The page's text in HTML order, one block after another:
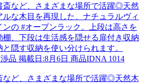
品 掲載日:8月6日 商品IDNA 1014
など、さまざまな場所で活躍◎天然木